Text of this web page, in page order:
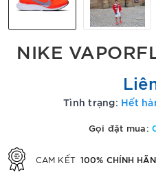
NIKE
Tình trạng: Hết
Gọi đặt mua:
CAM KẾT 100% CHÍNH